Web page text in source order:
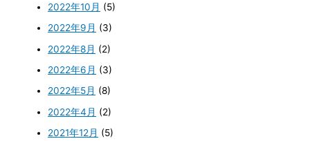
2022年10月 (5)
2022年9月 (3)
2022年8月 (2)
2022年6月 (3)
2022年5月 (8)
2022年4月 (2)
2021年12月 (5)